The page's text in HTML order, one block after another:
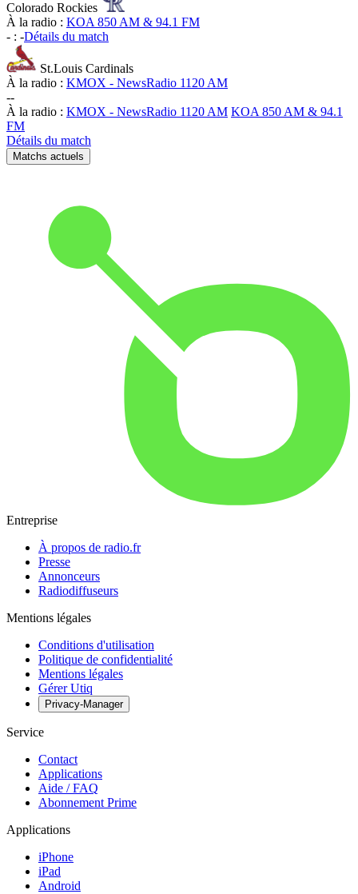
Colorado Rockies
À la radio : KOA 850 AM & 94.1 FM
- : -Détails du match
St.Louis Cardinals
À la radio : KMOX - NewsRadio 1120 AM
--
À la radio : KMOX - NewsRadio 1120 AM KOA 850 AM & 94.1
FM
Détails du match
Matchs actuels
Entreprise
À propos de radio.fr
Presse
Annonceurs
Radiodiffuseurs
Mentions légales
Conditions d'utilisation
Politique de confidentialité
Mentions légales
Gérer Utiq
Privacy-Manager
Service
Contact
Applications
Aide / FAQ
Abonnement Prime
Applications
iPhone
iPad
Android